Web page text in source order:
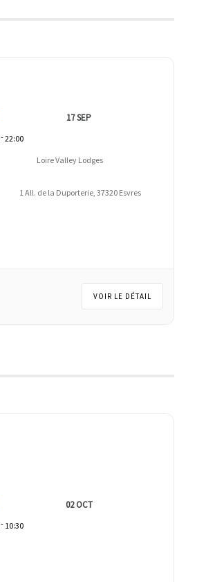
17 SEP
-22:00
Loire Valley Lodges
1 All. de la Duporterie, 37320 Esvres
VOIR LE DÉTAIL
02 OCT
- 10:30